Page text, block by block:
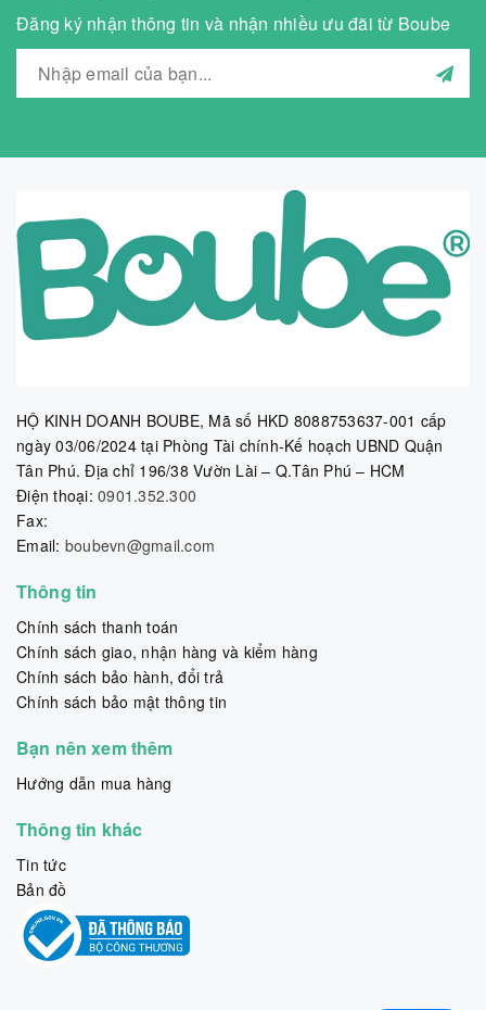
Đăng ký nhận thông tin và nhận nhiều ưu đãi từ Boube
HỘ KINH DOANH BOUBE, Mã số HKD 8088753637-001 cấp
ngày 03/06/2024 tại Phòng Tài chính-Kế hoạch UBND Quận
Tân Phú. Địa chỉ 196/38 Vườn Lài – Q.Tân Phú – HCM
Điện thoại: 0901.352.300
Fax:
Email: boubevn@gmail.com
Thông tin
Chính sách thanh toán
Chính sách giao, nhận hàng và kiểm hàng
Chính sách bảo hành, đổi trả
Chính sách bảo mật thông tin
Bạn nên xem thêm
Hướng dẫn mua hàng
Thông tin khác
Tin tức
Bản đồ